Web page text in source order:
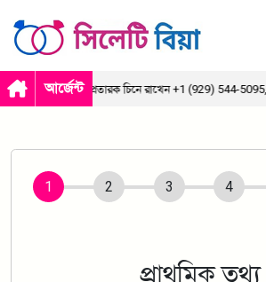
আর্জেন্টপ্রতারক চিনে রাখেন +1 (929) 544-
প্রাথমিক তথ্য